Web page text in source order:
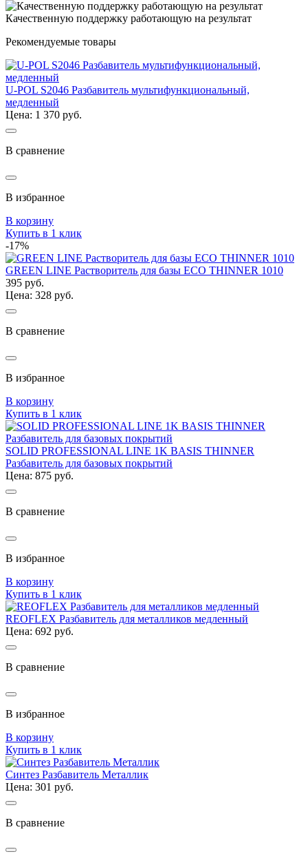
Качественную поддержку работающую на результат
Рекомендуемые товары
U-POL S2046 Разбавитель мультифункциональный,
медленный
Цена: 1 370 руб.
В сравнение
В избранное
В корзину
Купить в 1 клик
-17%
GREEN LINE Растворитель для базы ECO THINNER 1010
395 руб.
Цена: 328 руб.
В сравнение
В избранное
В корзину
Купить в 1 клик
SOLID PROFESSIONAL LINE 1K BASIS THINNER
Разбавитель для базовых покрытий
Цена: 875 руб.
В сравнение
В избранное
В корзину
Купить в 1 клик
REOFLEX Разбавитель для металликов медленный
Цена: 692 руб.
В сравнение
В избранное
В корзину
Купить в 1 клик
Синтез Разбавитель Металлик
Цена: 301 руб.
В сравнение